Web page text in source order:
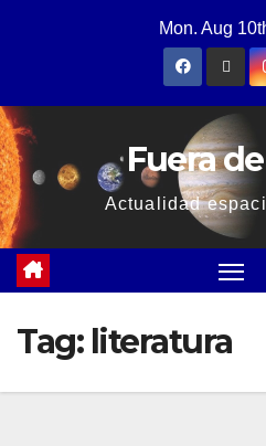
Mon. Aug
Fuera
Actualidad
Tag: literatura